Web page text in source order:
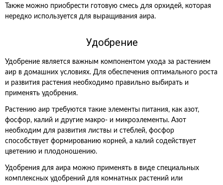
Также можно приобрести готовую смесь для орхидей, которая
нередко используется для выращивания аира.
Удобрение
Удобрение является важным компонентом ухода за растением
аир в домашних условиях. Для обеспечения оптимального роста
и развития растения необходимо правильно выбирать и
применять удобрения.
Растению аир требуются такие элементы питания, как азот,
фосфор, калий и другие макро- и микроэлементы. Азот
необходим для развития листвы и стеблей, фосфор
способствует формированию корней, а калий содействует
цветению и плодоношению.
Удобрения для аира можно применять в виде специальных
комплексных удобрений для комнатных растений или